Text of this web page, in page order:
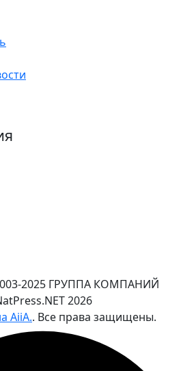
2025 ГРУППА КОМПАНИЙ
2026
AiiA.. Все права защищены.